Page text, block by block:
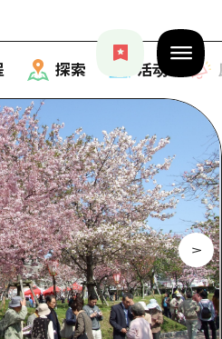
探索 活动